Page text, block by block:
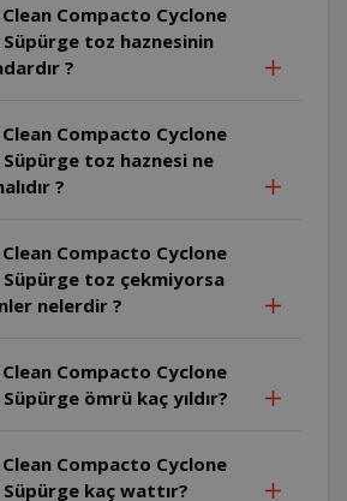
Compacto Cyclone
toz haznesinin
?
Compacto Cyclone
toz haznesi ne
?
Compacto Cyclone
toz çekmiyorsa
nelerdir ?
Compacto Cyclone
ömrü kaç yıldır?
Compacto Cyclone
kaç wattır?